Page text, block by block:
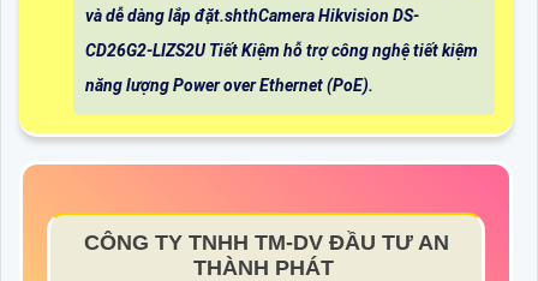
và dễ dàng lắp đặt.shthCamera Hikvision DS-
CD26G2-LIZS2U Tiết Kiệm hỗ trợ công nghệ tiết kiệm
năng lượng Power over Ethernet (PoE).
CÔNG TY TNHH TM-DV ĐẦU TƯ AN
THÀNH PHÁT